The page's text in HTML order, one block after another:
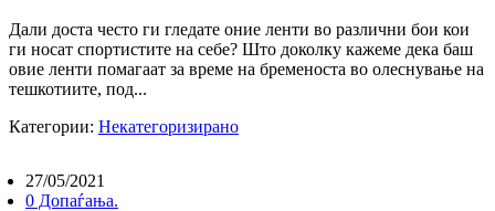
Дали доста често ги гледате оние ленти во различни бои кои
ги носат спортистите на себе? Што доколку кажеме дека баш
овие ленти помагаат за време на бременоста во олеснување на
тешкотиите, под...
Категории: Некатегоризирано
27/05/2021
0 Допаѓања.